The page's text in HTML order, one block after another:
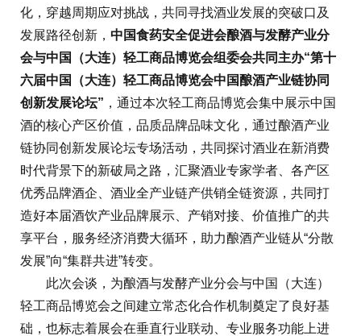
化，穿越周期应对挑战，共同寻找酒业发展的突破口及
发展路径创新， 中国食药安全促进会酿酒与发酵产业分
会与中国（大连）轻工商品博览会组委会共同主办“第十
六届中国（大连）轻工商品博览会中国酿酒产业链协同
创新发展论坛” ，通过本次轻工商品博览会集中展示中国
酒的核心产区价值，品质品牌品味文化，通过酿酒产业
链协同创新发展论坛专场活动，共同探讨酒业在新消费
时代背景下的新破局之路，汇聚酒业专家学者、各产区
优秀品牌酒企、酒业全产业链产供销全链资源，共同打
造好本届酒饮产业品牌展示、产销对接、价值推广的共
享平台，服务经济消费大循环，助力酿酒产业链从“分散
发展”向“集群共进”转变。
此次会谈，为酿酒与发酵产业分会与中国（大连）
轻工商品博览会之间建立常态化合作机制奠定了良好基
础，也标志着展会在垂直行业联动、专业服务功能上进